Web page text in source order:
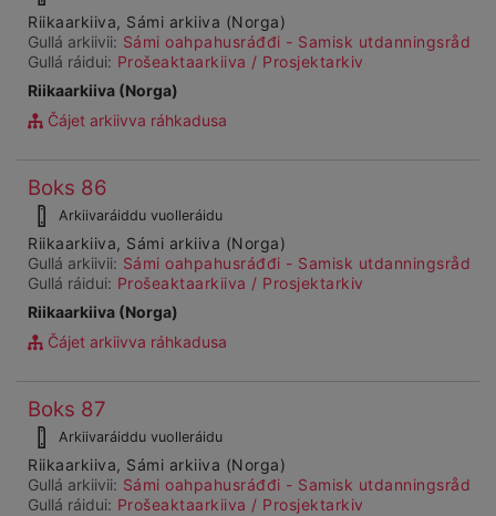
dieđuid
Riikaarkiiva, Sámi arkiiva (Norga)
Gullá arkiivii: Sámi oahpahusráđđi - Samisk utdanningsråd
Gullá ráidui: Prošeaktaarkiiva / Prosjektarkiv
Riikaarkiiva (Norga)
Čájet arkiivva ráhkadusa
Ohcanboađus
99990
Boks 86
dárkkes
dieđuid
Arkiivaráiddu vuolleráidu
Riikaarkiiva, Sámi arkiiva (Norga)
Gullá arkiivii: Sámi oahpahusráđđi - Samisk utdanningsråd
Gullá ráidui: Prošeaktaarkiiva / Prosjektarkiv
Riikaarkiiva (Norga)
Čájet arkiivva ráhkadusa
Ohcanboađus
99991
Boks 87
dárkkes
dieđuid
Arkiivaráiddu vuolleráidu
Riikaarkiiva, Sámi arkiiva (Norga)
Gullá arkiivii: Sámi oahpahusráđđi - Samisk utdanningsråd
Gullá ráidui: Prošeaktaarkiiva / Prosjektarkiv